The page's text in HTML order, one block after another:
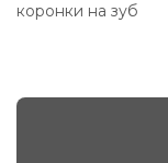
коронки на зуб